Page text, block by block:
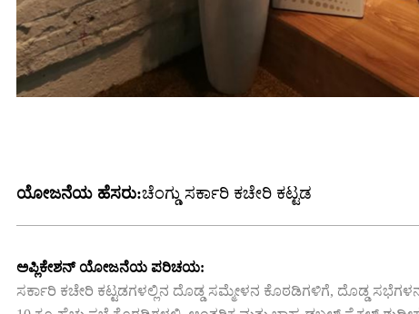
ಯೋಜನೆಯ ಹೆಸರು:ಚೆಂಗ್ಡು ಸರ್ಕಾರಿ ಕಚೇರಿ ಕಟ್ಟಡ
ಅಪ್ಲಿಕೇಶನ್ ಯೋಜನೆಯ ಪರಿಚಯ:
ಸರ್ಕಾರಿ ಕಚೇರಿ ಕಟ್ಟಡಗಳಲ್ಲಿನ ದೊಡ್ಡ ಸಮ್ಮೇಳನ ಕೊಠಡಿಗಳಿಗೆ, ದೊಡ್ಡ